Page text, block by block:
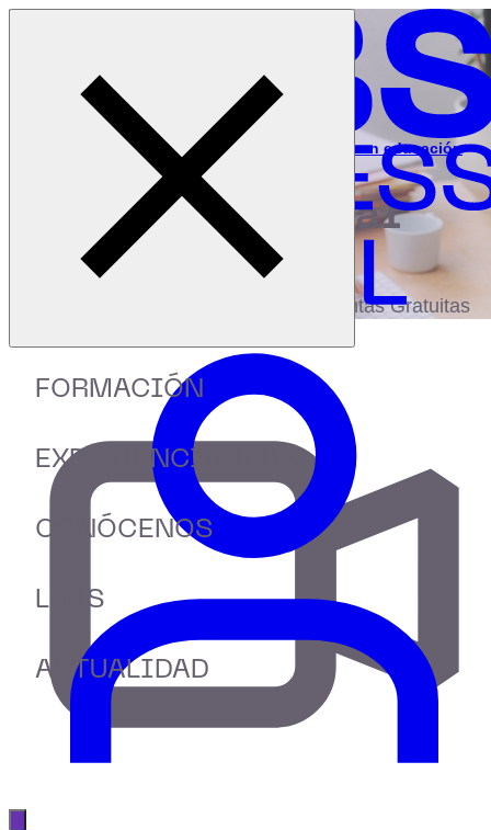
FORMACIÓN
EXPERIENCIA IEBS
CONÓCENOS
LABS
ACTUALIDAD
Inicio
Recursos
Webinar: Diseño motivacional aplicado en educación
bibliotecadigital
Accede a más de 150 Recursos, Guías,
eBooks,Plantillas, Estudios y Herramientas Gratuitas